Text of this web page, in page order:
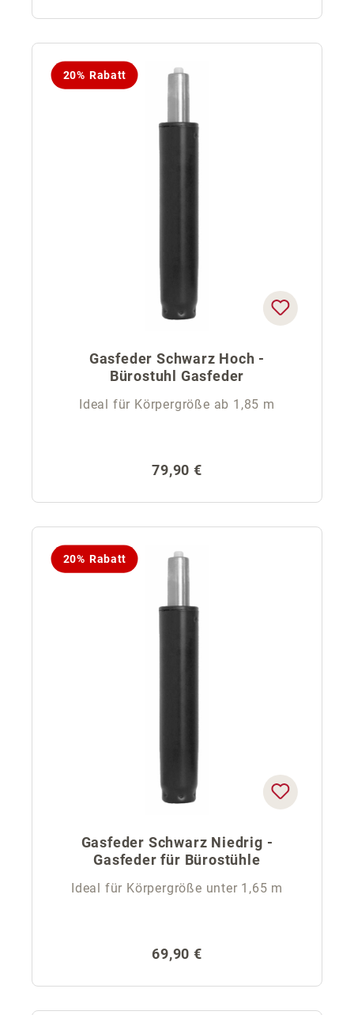
20% Rabatt
Gasfeder Schwarz Hoch -
Bürostuhl Gasfeder
Ideal für Körpergröße ab 1,85 m
Regulärer Preis:
79,90 €
20% Rabatt
Gasfeder Schwarz Niedrig -
Gasfeder für Bürostühle
Ideal für Körpergröße unter 1,65 m
Regulärer Preis:
69,90 €